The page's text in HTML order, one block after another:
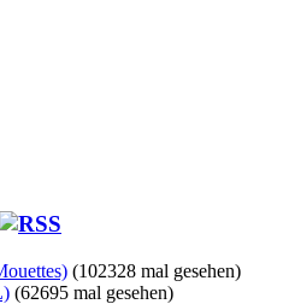
(102328 mal gesehen)
(62695 mal gesehen)